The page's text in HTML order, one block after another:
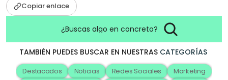
Copiar enlace
¿Buscas algo en concreto?
TAMBIÉN PUEDES BUSCAR EN NUESTRAS CATEGORÍAS
Destacados Noticias Redes Sociales
Marketing